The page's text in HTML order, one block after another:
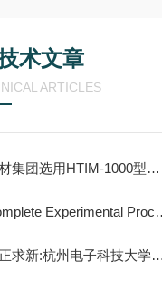
术文章
ARTICLES
选用HTIM-1000型高温绝缘材料电阻率测试仪的几个理由
Experimental Process of Piezoceramics
:杭州电子科技大学采购PZT-JH30/8型八通道高压极化装置